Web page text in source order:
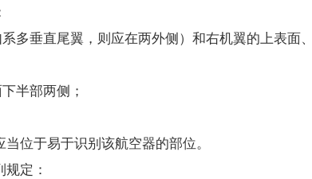
垂直尾翼，则应在两外侧）和右机翼的上表面
半部两侧；
位于易于识别该航空器的部位。
定：